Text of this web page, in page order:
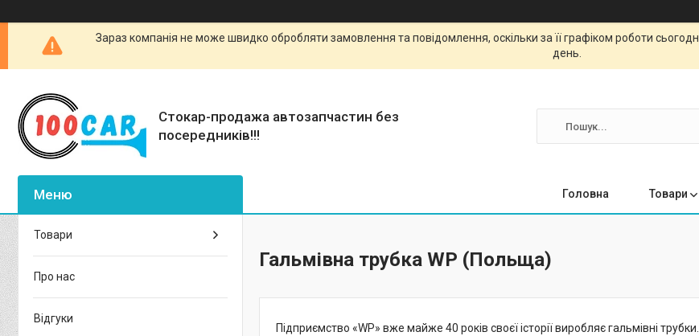
Зараз компанія не може швидко обробляти замовлення та повідомлення, оскільки за її графіком роботи
день.
Стокар-продажа автозапчастин без
посередників!!!
Головна Товари
Гальмівна трубка WP (Польща)
Підприємство «WP» вже майже 40 років своєї історії виробляє гальмівні
Товари
Про нас
Відгуки